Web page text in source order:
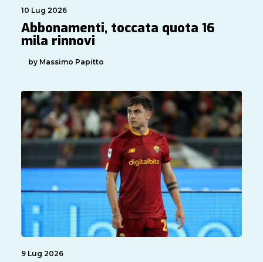
10 Lug 2026
Abbonamenti, toccata quota 16
mila rinnovi
by Massimo Papitto
9 Lug 2026